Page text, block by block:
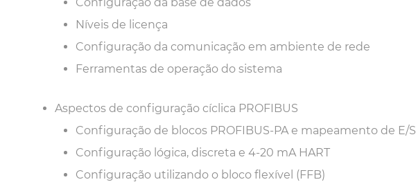
Níveis de licença
Configuração da comunicação em ambiente de rede
Ferramentas de operação do sistema
Aspectos de configuração cíclica PROFIBUS
Configuração de blocos PROFIBUS-PA e mapeamento de E/S
Configuração lógica, discreta e 4-20 mA HART
Configuração utilizando o bloco flexível (FFB)